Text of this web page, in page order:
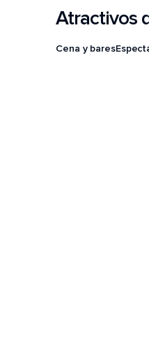
Atractivos
Cena y bares